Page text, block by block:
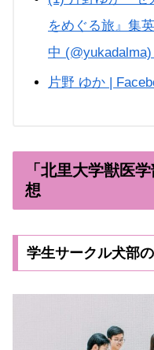
をめぐる旅』集
中
片野 ゆか |
「北里大学獣医
想
学生サークル犬部